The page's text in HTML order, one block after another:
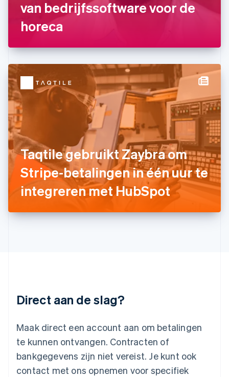
van bedrijfssoftware voor de
horeca
Taqtile gebruikt Zaybra om
Stripe-betalingen in één uur te
integreren met HubSpot
Direct aan de slag?
Maak direct een account aan om betalingen
te kunnen ontvangen. Contracten of
bankgegevens zijn niet vereist. Je kunt ook
contact met ons opnemen voor specifiek
Griekenland
Hongarije
Hongkong SAR, China
English
India
English
日本語
Kroatië
English Italiano
Letland
English
Liechtenstein
Deutsch
Litouwen
Mexico
Español English
Nederlands English
Nieuw-Zeeland
English
Noorwegen
English